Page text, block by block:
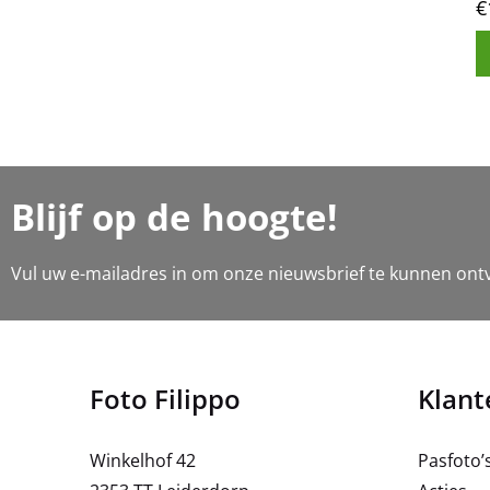
€
Blijf op de hoogte!
Vul uw e-mailadres in om onze nieuwsbrief te kunnen
Foto Filippo
Winkelhof 42